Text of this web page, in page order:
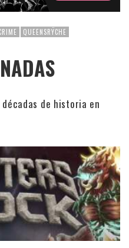
QUEENSRŸCHE
de historia en